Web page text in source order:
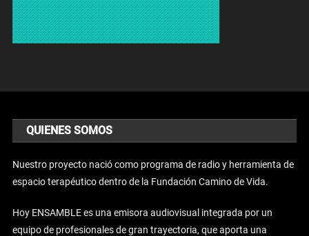
QUIENES SOMOS
Nuestro proyecto nació como programa de radio y herramienta de
espacio terapéutico dentro de la Fundación Camino de Vida.
Hoy ENSAMBLE es una emisora audiovisual integrada por un
equipo de profesionales de gran trayectoria, que aporta una